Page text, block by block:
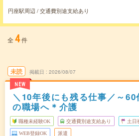
円座駅周辺 / 交通費別途支給あり
全 4件
未読
NEW
掲載日 2026/08/07
＼10年後にも残る仕事／～
の職場へ＊介護
職種未経験OK 交通費別途支給あり 土日
WEB登録OK 派遣